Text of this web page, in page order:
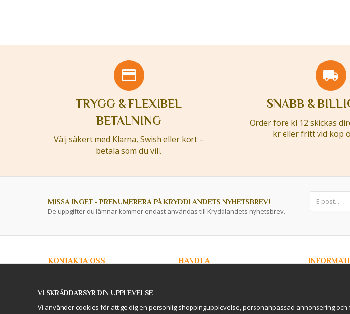
TRYGG & FLEXIBEL
BETALNING
Välj säkert med Klarna, Swish eller kort –
betala som du vill.
SNABB &
Order före kl 12 skickas
kr eller fritt vid köp
MISSA INGET - PRENUMERERA PÅ KRYDDLANDETS NYHETSBREV!
De uppgifter du lämnar kommer endast användas till Kryddlandets nyhetsbrev.
KONTAKTA OSS
HANDLA
Lagershop / Orderavhämtning i
International
VI SKRÄDDARSYR DIN UPPLEVELSE
Vi använder cookies för att ge dig en personlig shoppingupplevelse, personanpassad annonsering